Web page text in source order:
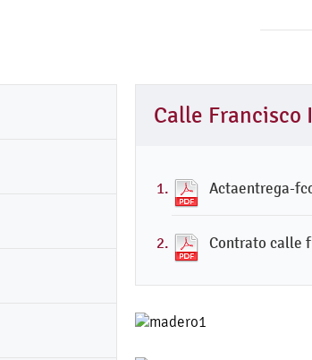
Calle Francisco
Actaentrega-
Contrato calle